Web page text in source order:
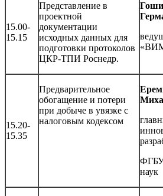
15.00-
15.15
Представление в
проектной
документации
исходных данных для
подготовки протоколов
ЦКР-ТПИ Роснедр.
15.20-
15.35
Предварительное
обогащение и потери
при добыче в увязке с
налоговым кодексом
наук